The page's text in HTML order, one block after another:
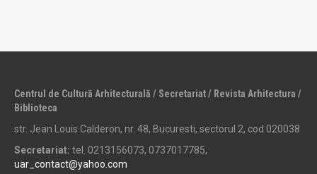
Centrul de Cultură Arhitecturală / Secretariat / Revista Arhitectura /
Biblioteca
str. Jean Louis Calderon, nr. 48, Bucuresti, sectorul 2, cod 020038
Secretariat: tel. 0213156073, 0737017785,
uar_contact@yahoo.com